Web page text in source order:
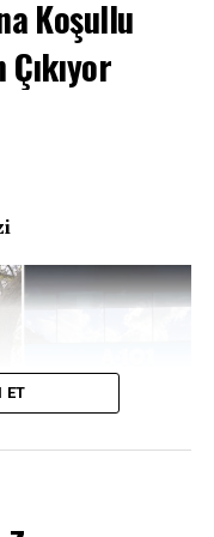
geçerli olmak üzere
akaryakıt
tabelalara
pompa
ediyor.
Koşullu
ET